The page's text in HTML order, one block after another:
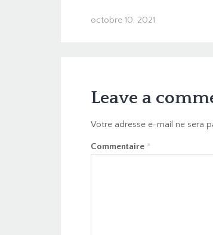
octobre 10, 2021
Leave a
Votre adresse e-mail ne sera
Commentaire *